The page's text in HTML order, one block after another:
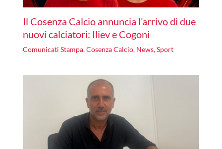
Il Cosenza Calcio annuncia l’arrivo di due
nuovi calciatori: Iliev e Cogoni
Comunicati Stampa,Cosenza Calcio, News,Sport